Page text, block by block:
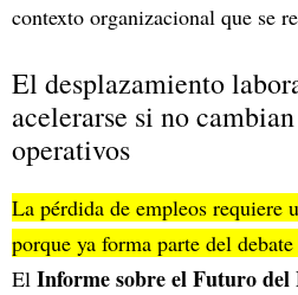
contexto organizacional que se
El desplazamiento
acelerarse si no
operativos
La pérdida de empleos requiere
porque ya forma parte del
El Informe sobre el Futuro del